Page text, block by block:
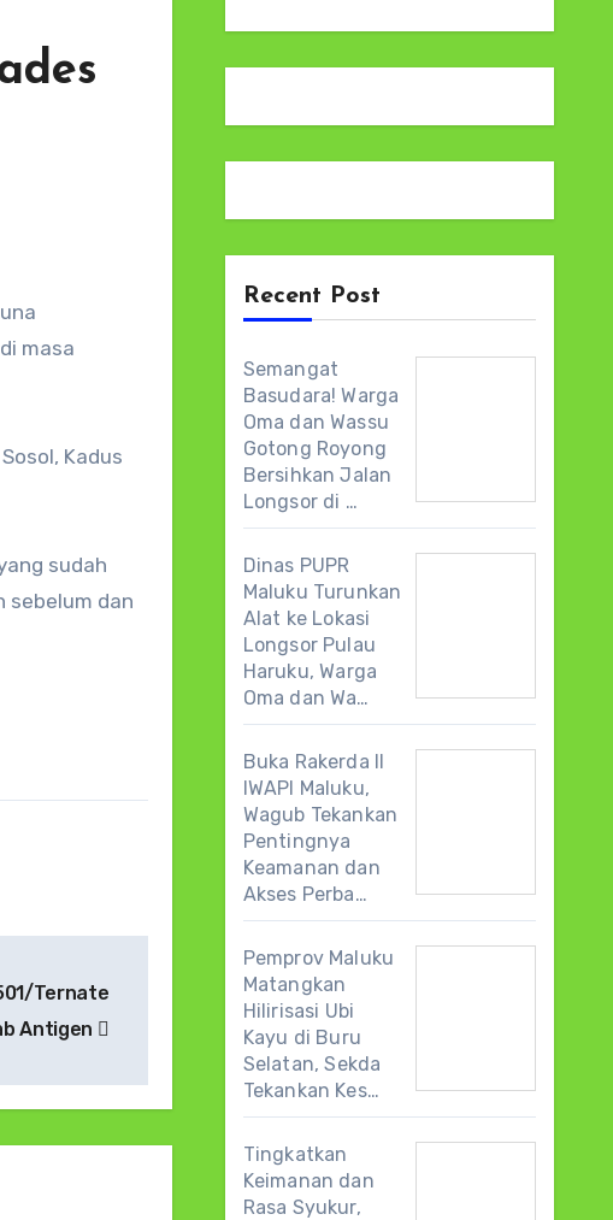
masa
Kadus
sudah
sebelum dan
Ternate
Antigen
Recent Post
Semangat
Basudara! Warga
Oma dan Wassu
Gotong Royong
Bersihkan Jalan
Longsor di …
Dinas PUPR
Maluku Turunkan
Alat ke Lokasi
Longsor Pulau
Haruku, Warga
Oma dan Wa…
Buka Rakerda II
IWAPI Maluku,
Wagub Tekankan
Pentingnya
Keamanan dan
Akses Perba…
Pemprov Maluku
Matangkan
Hilirisasi Ubi
Kayu di Buru
Selatan, Sekda
Tekankan Kes…
Tingkatkan
Keimanan dan
Rasa Syukur,